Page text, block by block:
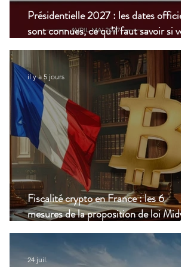
Présidentielle 2027 : les dates officielles
sont connues, ce qu’il faut savoir si vous
vivez à l’étranger
Fiscalité crypto en France : les 6
mesures de la proposition de loi Midy en
clair
il y a 5 jours
24 juil.